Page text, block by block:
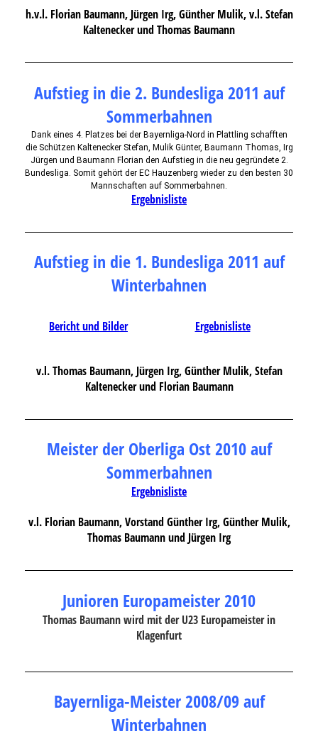
h.v.l. Florian Baumann, Jürgen Irg, Günther Mulik, v.l. Stefan
Kaltenecker und Thomas Baumann
Aufstieg in die 2. Bundesliga 2011 auf
Sommerbahnen
Dank eines 4. Platzes bei der Bayernliga-Nord in Plattling schafften
die Schützen Kaltenecker Stefan, Mulik Günter, Baumann Thomas, Irg
Jürgen und Baumann Florian den Aufstieg in die neu gegründete 2.
Bundesliga. Somit gehört der EC Hauzenberg wieder zu den besten 30
Mannschaften auf Sommerbahnen.
Ergebnisliste
Aufstieg in die 1. Bundesliga 2011 auf
Winterbahnen
Bericht und Bilder Ergebnisliste
v.l. Thomas Baumann, Jürgen Irg, Günther Mulik, Stefan
Kaltenecker und Florian Baumann
Meister der Oberliga Ost 2010 auf
Sommerbahnen
Ergebnisliste
v.l. Florian Baumann, Vorstand Günther Irg, Günther Mulik,
Thomas Baumann und Jürgen Irg
Junioren Europameister 2010
Thomas Baumann wird mit der U23 Europameister in
Klagenfurt
Bayernliga-Meister 2008/09 auf
Winterbahnen